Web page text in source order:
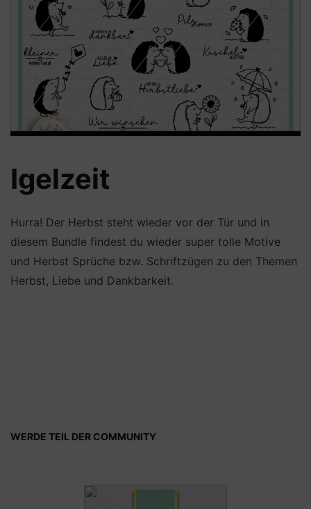
Igelzeit
Hurra! Der Herbst steht wieder vor der Tür und in
diesem Bundle findest du wieder super tolle Motive
und Herbst Sprüche bzw. Schriftzügen zu den Themen
Herbst, Liebe und Dankbarkeit.
WERDE TEIL DER COMMUNITY